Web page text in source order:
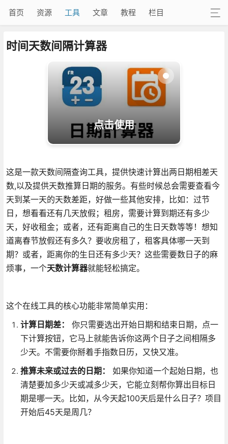
首页 资源 工具 文章 教程 栏目
时间天数间隔计算器
点击使用
这是一款天数间隔查询工具，提供快速计算出两日期相差天
数,以及提供天数推算日期的服务。有些时候总会需要查看今
天到某一天的天数差距，好做一些其他安排，比如：过节
日，想看看还有几天放假；租房，需要计算到期还有多少
天，好收租金；或者，还有距离自己的生日天数等等！想知
道离春节放假还有多久？要收房租了，租客具体哪一天到
期？或者，距离你的生日还有多少天？这些需要数日子的麻
烦事，一个天数计算器就能轻松搞定。
这个在线工具的核心功能非常简单实用：
计算日期差：
你只需要选出开始日期和结束日期，点一
下计算按钮，它马上就能告诉你这两个日子之间相隔多
少天。不需要你掰着手指数日历，又快又准。
推算未来或过去的日期：
如果你知道一个起始日期，也
清楚要加多少天或减多少天，它能立刻帮你算出目标日
期是哪一天。比如，从今天起100天后是什么日子？项目
开始后45天是周几？